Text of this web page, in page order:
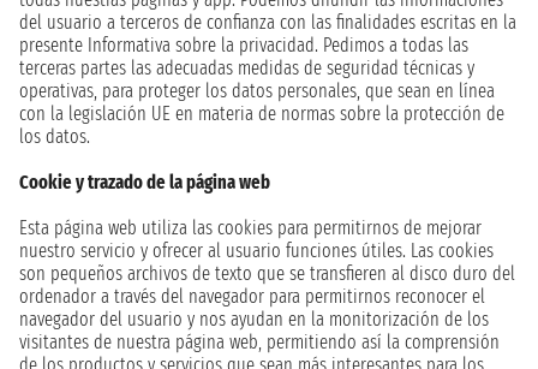
del usuario a terceros de confianza con las finalidades escritas en la
presente Informativa sobre la privacidad. Pedimos a todas las
terceras partes las adecuadas medidas de seguridad técnicas y
operativas, para proteger los datos personales, que sean en línea
con la legislación UE en materia de normas sobre la protección de
los datos.
Cookie y trazado de la página web
Esta página web utiliza las cookies para permitirnos de mejorar
nuestro servicio y ofrecer al usuario funciones útiles. Las cookies
son pequeños archivos de texto que se transfieren al disco duro del
ordenador a través del navegador para permitirnos reconocer el
navegador del usuario y nos ayudan en la monitorización de los
visitantes de nuestra página web, permitiendo así la comprensión